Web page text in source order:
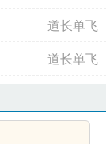
道长单飞
道长单飞